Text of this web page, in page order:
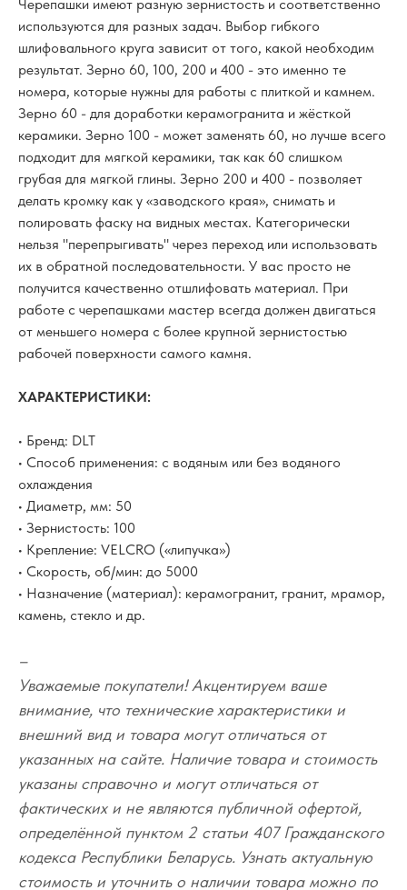
Черепашки имеют разную зернистость и соответственно
используются для разных задач. Выбор гибкого
шлифовального круга зависит от того, какой необходим
результат. Зерно 60, 100, 200 и 400 - это именно те
номера, которые нужны для работы с плиткой и камнем.
Зерно 60 - для доработки керамогранита и жёсткой
керамики. Зерно 100 - может заменять 60, но лучше всего
подходит для мягкой керамики, так как 60 слишком
грубая для мягкой глины. Зерно 200 и 400 - позволяет
делать кромку как у «заводского края», снимать и
полировать фаску на видных местах. Категорически
нельзя "перепрыгивать" через переход или использовать
их в обратной последовательности. У вас просто не
получится качественно отшлифовать материал. При
работе с черепашками мастер всегда должен двигаться
от меньшего номера с более крупной зернистостью
рабочей поверхности самого камня.
ХАРАКТЕРИСТИКИ:
• Бренд: DLT
• Способ применения: с водяным или без водяного
охлаждения
• Диаметр, мм: 50
• Зернистость: 100
• Крепление: VELCRO («липучка»)
• Скорость, об/мин: до 5000
• Назначение (материал): керамогранит, гранит, мрамор,
камень, стекло и др.
–
Уважаемые покупатели! Акцентируем ваше
внимание, что технические характеристики и
внешний вид и товара могут отличаться от
указанных на сайте. Наличие товара и стоимость
указаны справочно и могут отличаться от
фактических и не являются публичной офертой,
определённой пунктом 2 статьи 407 Гражданского
кодекса Республики Беларусь. Узнать актуальную
стоимость и уточнить о наличии товара можно по